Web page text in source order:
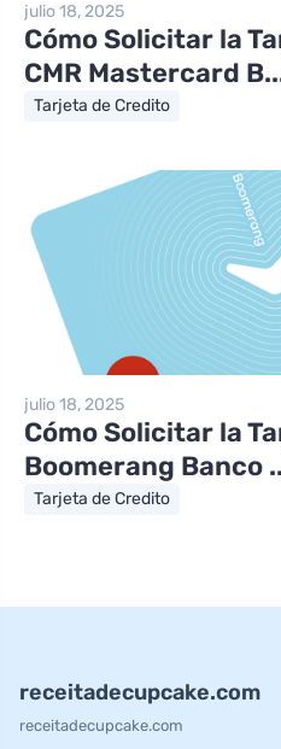
julio 18, 2025
Cómo Solicitar la
CMR Mastercard
Tarjeta de Credito
julio 18, 2025
Cómo Solicitar la
Boomerang Banco
Tarjeta de Credito
receitadecupcake.com
receitadecupcake.com